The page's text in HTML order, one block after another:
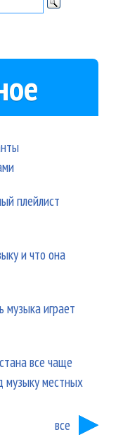
плейлист
и что она
музыка играет
все чаще
музыку местных
все